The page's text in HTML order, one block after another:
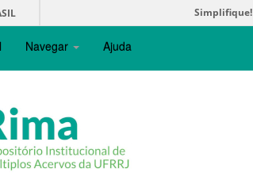
Simplifique!
Navegar Ajuda